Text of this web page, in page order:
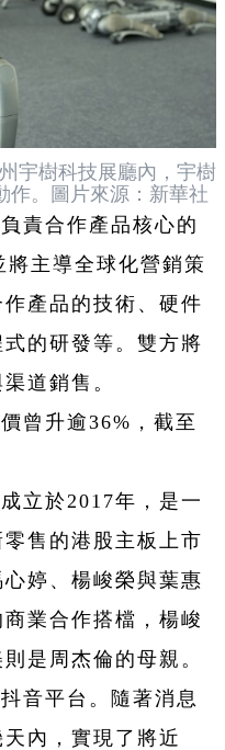
宇樹科技展廳內，宇樹
作。圖片來源：新華社
責合作產品核心的
主導全球化營銷策
產品的技術、硬件
的研發等。雙方將
道銷售。
曾升逾36%，截至
立於2017年，是一
售的港股主板上市
婷、楊峻榮與葉惠
業合作搭檔，楊峻
是周杰倫的母親。
音平台。隨著消息
內，實現了將近